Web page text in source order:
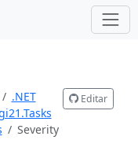
.NET
Severity
Editar